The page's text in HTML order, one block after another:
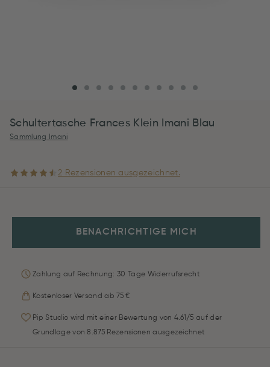
Schultertasche Frances Klein Imani Blau
Sammlung Imani
2 Rezensionen ausgezeichnet.
BENACHRICHTIGE MICH
Zahlung auf Rechnung: 30 Tage Widerrufsrecht
Kostenloser Versand ab 75 €
Pip Studio wird mit einer Bewertung von 4.61/5 auf der
Grundlage von 8.875 Rezensionen ausgezeichnet